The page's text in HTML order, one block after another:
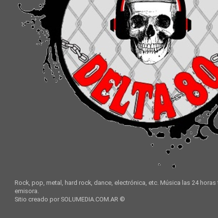
Rock, pop, metal, hard rock, dance, electrónica, etc. Música las 24
emisora.
Sitio creado por SOLUMEDIA.COM.AR ©